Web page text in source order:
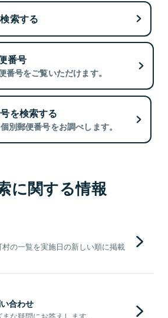
索する
番号
番号をご覧いただけます。
を検索する
別郵便番号をお調べします。
に関する情報
の一覧を実施日の新しい順に掲載
合わせ